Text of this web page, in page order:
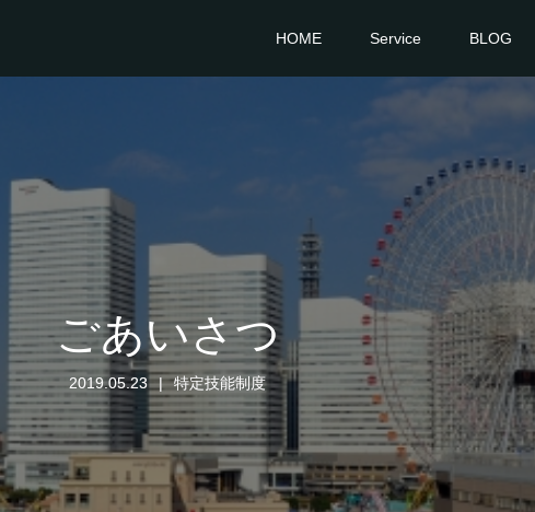
HOME Service BLOG
ごあいさつ
2019.05.23 特定技能制度